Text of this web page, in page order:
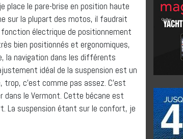
place le pare-brise en position haute
sur la plupart des motos, il faudrait
électrique de positionnement
bien positionnés et ergonomiques,
la navigation dans les différents
idéal de la suspension est un
c’est comme pas assez. C’est
dans le Vermont. Cette bécane est
La suspension étant sur le confort, je